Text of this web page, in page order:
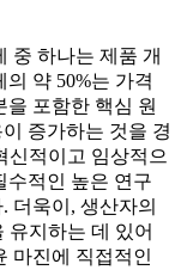
중 하나는 제품 개
약 50%는 가격
포함한 핵심 원
증가하는 것을 경
신적이고 임상적으
수적인 높은 연구
더욱이, 생산자의
유지하는 데 있어
마진에 직접적인